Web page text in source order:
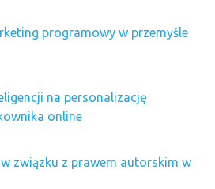
programowy w przemyśle
na personalizację
online
w związku z prawem autorskim w